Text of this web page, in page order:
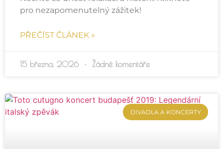
pro nezapomenutelný zážitek!
PŘEČÍST ČLÁNEK »
15 března, 2026 Žádné komentáře
DIVADLA A KONCERTY